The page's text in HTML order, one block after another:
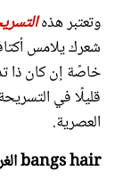
وتعتبر هذه
شعرك يلامس
خاصًة إن كان ذا
قليلًا في
العصرية.
bangs hair الغرة العريضة